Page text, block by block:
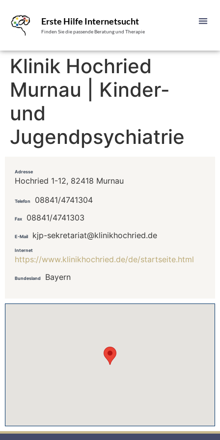
Erste Hilfe Internetsucht
Finden Sie die passende Beratung und Therapie
Klinik Hochried
Murnau | Kinder-
und
Jugendpsychiatrie
Adresse
Hochried 1-12, 82418 Murnau
Telefon 08841/4741304
Fax 08841/4741303
E-Mail kjp-sekretariat@klinikhochried.de
Internet
https://www.klinikhochried.de/de/startseite.html
Bundesland Bayern